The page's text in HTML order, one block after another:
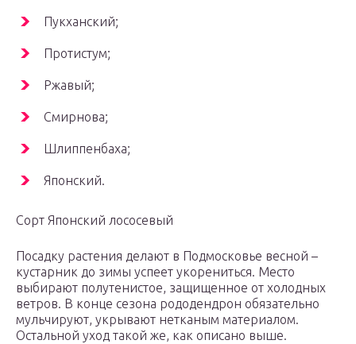
Пукханский;
Протистум;
Ржавый;
Смирнова;
Шлиппенбаха;
Японский.
Сорт Японский лососевый
Посадку растения делают в Подмосковье весной –
кустарник до зимы успеет укорениться. Место
выбирают полутенистое, защищенное от холодных
ветров. В конце сезона рододендрон обязательно
мульчируют, укрывают нетканым материалом.
Остальной уход такой же, как описано выше.